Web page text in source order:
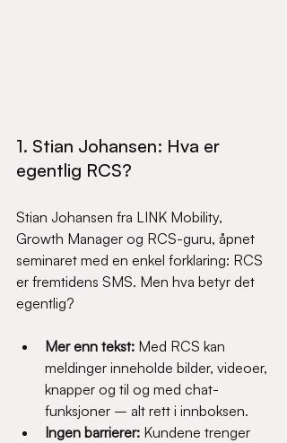
1. Stian Johansen: Hva er
egentlig RCS?
Stian Johansen fra LINK Mobility,
Growth Manager og RCS-guru, åpnet
seminaret med en enkel forklaring: RCS
er fremtidens SMS. Men hva betyr det
egentlig?
Mer enn tekst: Med RCS kan
meldinger inneholde bilder, videoer,
knapper og til og med chat-
funksjoner – alt rett i innboksen.
Ingen barrierer: Kundene trenger